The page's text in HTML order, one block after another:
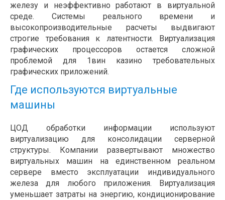
железу и неэффективно работают в виртуальной
среде. Системы реального времени и
высокопроизводительные расчеты выдвигают
строгие требования к латентности. Виртуализация
графических процессоров остается сложной
проблемой для 1вин казино требовательных
графических приложений.
Где используются виртуальные
машины
ЦОД обработки информации используют
виртуализацию для консолидации серверной
структуры. Компании развертывают множество
виртуальных машин на единственном реальном
сервере вместо эксплуатации индивидуального
железа для любого приложения. Виртуализация
уменьшает затраты на энергию, кондиционирование